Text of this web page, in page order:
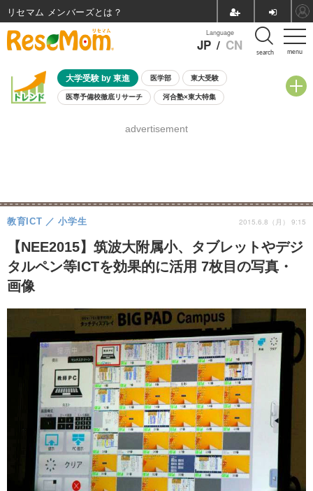
menu
Language
JP / CN search
大学受験 by 東進 医学部 東大受験
医専予備校徹底リサーチ 河合塾×東大特集
8月開催学校説明会・相談会
advertisement
【NEE2015】筑波大附属小、タブレットやデジ
タルペン等ICTを効果的に活用 7枚目の写真・
画像
教育ICT 小学生 2015.6.8（月） 9:15
リセマム メンバーズ